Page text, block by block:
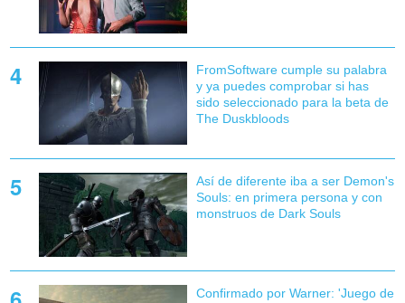
FromSoftware cumple su palabra
y ya puedes comprobar si has
sido seleccionado para la beta de
The Duskbloods
Así de diferente iba a ser Demon's
Souls: en primera persona y con
monstruos de Dark Souls
Confirmado por Warner: 'Juego de